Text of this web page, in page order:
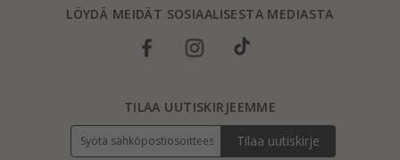
LÖYDÄ MEIDÄT SOSIAALISESTA MEDIASTA
TILAA UUTISKIRJEEMME
Tilaa uutiskirje